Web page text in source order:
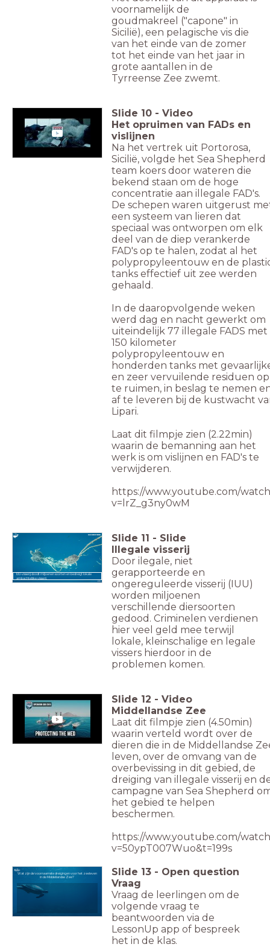
voornamelijk de
goudmakreel ("capone" in
Sicilië), een pelagische vis die
van het einde van de zomer
tot het einde van het jaar in
grote aantallen in de
Tyrreense Zee zwemt.
Slide 10 - Video
Het opruimen van FADs en
vislijnen
Na het vertrek uit Portorosa,
Sicilië, volgde het Sea Shepherd
team koers door wateren die
bekend staan om de hoge
concentratie aan illegale FAD's.
De schepen waren uitgerust
een systeem van lieren dat
speciaal was ontworpen om elk
deel van de diep verankerde
FAD's op te halen, zodat al het
polypropyleentouw en de
tanks effectief uit zee werden
gehaald.
In de daaropvolgende weken
werd dag en nacht gewerkt om
uiteindelijk 77 illegale FADS met
150 kilometer
polypropyleentouw en
honderden tanks met
en zeer vervuilende residuen op
te ruimen, in beslag te nemen
af te leveren bij de kustwacht
Lipari.
Laat dit filmpje zien (2.22min)
waarin de bemanning aan het
werk is om vislijnen en FAD's te
verwijderen.
https://www.youtube.com/
v=lrZ_g3ny0wM
IUU-visserij doodt miljoenen soorten en bedreigt lokale
ambachtelijke visserij.
Slide 11 - Slide
Illegale visserij
Door ilegale, niet
gerapporteerde en
ongereguleerde visserij (IUU)
worden miljoenen
verschillende diersoorten
gedood. Criminelen verdienen
hier veel geld mee terwijl
lokale, kleinschalige en legale
vissers hierdoor in de
problemen komen.
Slide 12 - Video
Middellandse Zee
Laat dit filmpje zien (4.50min)
waarin verteld wordt over de
dieren die in de Middellandse
leven, over de omvang van de
overbevissing in dit gebied, de
dreiging van illegale visserij en
campagne van Sea Shepherd
het gebied te helpen
beschermen.
https://www.youtube.com/
v=50ypT007Wuo&t=199s
Wat zijn de voornaamste dreigingen voor het zeeleven
in de Middellandse Zee?
Slide 13 - Open question
Vraag
Vraag de leerlingen om de
volgende vraag te
beantwoorden via de
LessonUp app of bespreek
het in de klas.